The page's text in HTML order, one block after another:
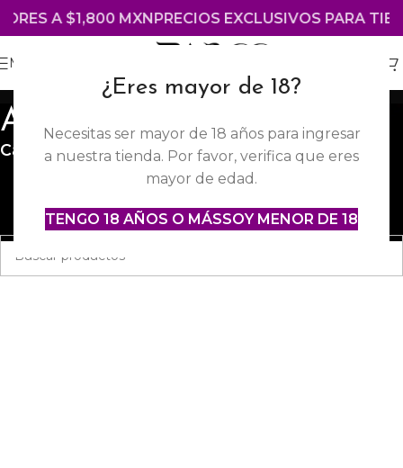
¿Eres mayor de 18?
Necesitas ser mayor de 18 años para ingresar
a nuestra tienda. Por favor, verifica que eres
mayor de edad.
TENGO 18 AÑOS O MÁSSOY MENOR DE 18
A $1,800 MXNPRECIOS EXCLUSIVOS PARA
MENÚ
Amarillo
Categorías
selección.